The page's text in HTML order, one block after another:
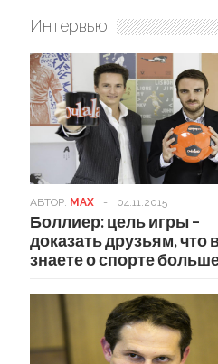
Интервью
АВТОР: MAX - 04.11.2015
Боллиер: цель игры –
доказать друзьям, что
знаете о спорте